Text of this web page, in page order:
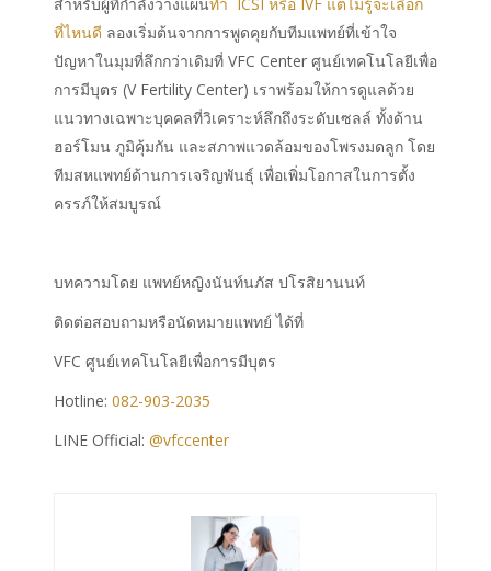
ที่ไหนดี ลองเริ่มต้นจากการพูดคุยกับทีมแพทย์ที่เข้าใจ
ปัญหาในมุมที่ลึกกว่าเดิมที่ VFC Center ศูนย์เทคโนโลยีเพื่อ
การมีบุตร (V Fertility Center) เราพร้อมให้การดูแลด้วย
แนวทางเฉพาะบุคคลที่วิเคราะห์ลึกถึงระดับเซลล์ ทั้งด้าน
ฮอร์โมน ภูมิคุ้มกัน และสภาพแวดล้อมของโพรงมดลูก โดย
ทีมสหแพทย์ด้านการเจริญพันธุ์ เพื่อเพิ่มโอกาสในการตั้ง
ครรภ์ให้สมบูรณ์
บทความโดย แพทย์หญิงนันท์นภัส ปโรสิยานนท์
ติดต่อสอบถามหรือนัดหมายแพทย์ ได้ที่
VFC ศูนย์เทคโนโลยีเพื่อการมีบุตร
Hotline: 082-903-2035
LINE Official: @vfccenter